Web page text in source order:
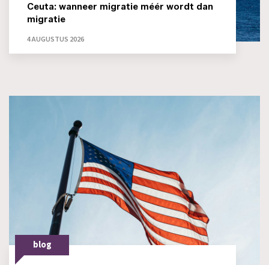
Ceuta: wanneer migratie méér wordt dan
migratie
4 AUGUSTUS 2026
blog